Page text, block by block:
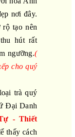
nơi đây.
tạo nên
hút rất
ngưỡng.(
cho quý
trà quý
Đại Danh
- Thiết
thấy cách